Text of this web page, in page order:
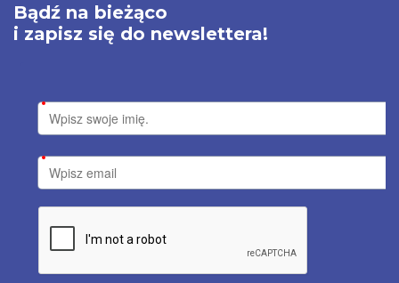
Bądź na bieżąco
i zapisz się do newslettera!